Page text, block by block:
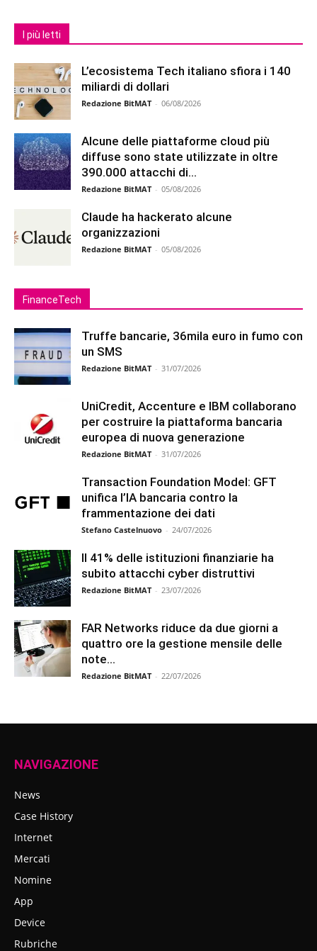
I più letti
L’ecosistema Tech italiano sfiora i 140
miliardi di dollari
Redazione BitMAT - 06/08/2026
Alcune delle piattaforme cloud più
diffuse sono state utilizzate in oltre
390.000 attacchi di...
Redazione BitMAT - 05/08/2026
Claude ha hackerato alcune
organizzazioni
Redazione BitMAT - 05/08/2026
FinanceTech
Truffe bancarie, 36mila euro in fumo con
un SMS
Redazione BitMAT - 31/07/2026
UniCredit, Accenture e IBM collaborano
per costruire la piattaforma bancaria
europea di nuova generazione
Redazione BitMAT - 31/07/2026
Transaction Foundation Model: GFT
unifica l’IA bancaria contro la
frammentazione dei dati
Stefano Castelnuovo - 24/07/2026
Il 41% delle istituzioni finanziarie ha
subito attacchi cyber distruttivi
Redazione BitMAT - 23/07/2026
FAR Networks riduce da due giorni a
quattro ore la gestione mensile delle
note...
Redazione BitMAT - 22/07/2026
NAVIGAZIONE
News
Case History
Internet
Mercati
Nomine
App
Device
Rubriche